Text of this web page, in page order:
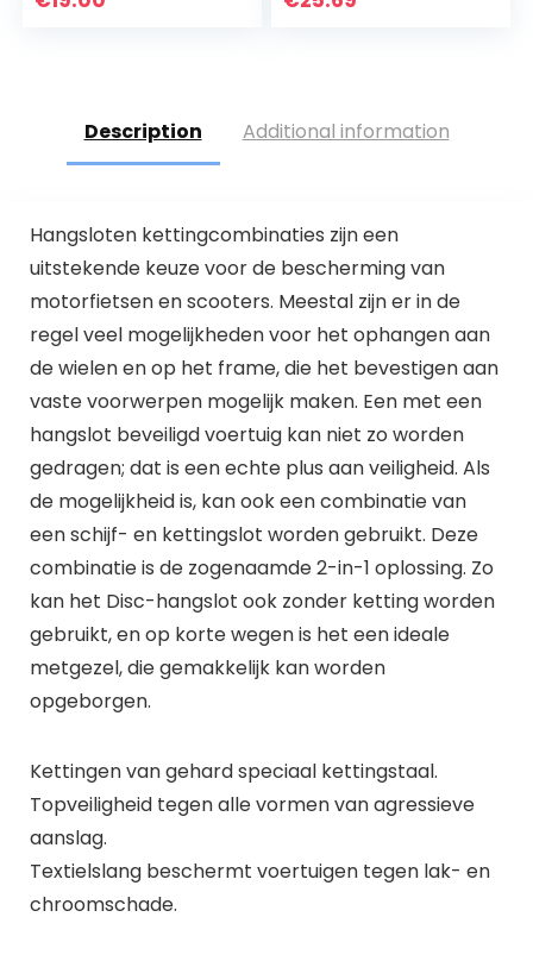
Description Additional information
Hangsloten kettingcombinaties zijn een
uitstekende keuze voor de bescherming van
motorfietsen en scooters. Meestal zijn er in de
regel veel mogelijkheden voor het ophangen aan
de wielen en op het frame, die het bevestigen aan
vaste voorwerpen mogelijk maken. Een met een
hangslot beveiligd voertuig kan niet zo worden
gedragen; dat is een echte plus aan veiligheid. Als
de mogelijkheid is, kan ook een combinatie van
een schijf- en kettingslot worden gebruikt. Deze
combinatie is de zogenaamde 2-in-1 oplossing. Zo
kan het Disc-hangslot ook zonder ketting worden
gebruikt, en op korte wegen is het een ideale
metgezel, die gemakkelijk kan worden
opgeborgen.
Kettingen van gehard speciaal kettingstaal.
Topveiligheid tegen alle vormen van agressieve
aanslag.
Textielslang beschermt voertuigen tegen lak- en
chroomschade.